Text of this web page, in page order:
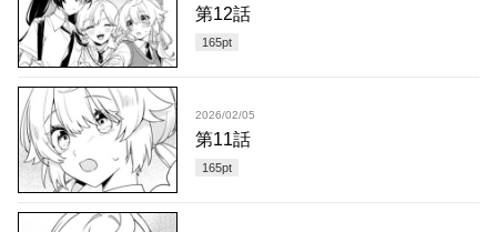
第12話
165pt
2026/02/05
第11話
165pt